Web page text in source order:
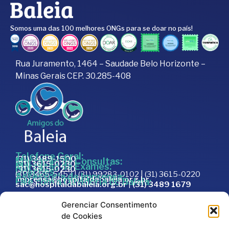
Gerenciar Consentimento
de Cookies
Somos uma das 100 melhores ONGs para se doar no país!
Rua Juramento, 1464 – Saudade Belo Horizonte –
Minas Gerais CEP. 30.285-408
Telefone Geral:
(31) 3489-1500
Marcação de Consultas:
(31) 3615-0230
Marcação de Exames:
(31) 3615-0230
Doações:
(31) 3465-5453 | (31) 99283-0102 | (31) 3615-0220
Assessoria de Imprensa:
imprensa@hospitaldabaleia.org.br
Fale com a Ouvidoria do Baleia:
sac@hospitaldabaleia.org.br|(31) 3489 1679
Trabalhe Conosco